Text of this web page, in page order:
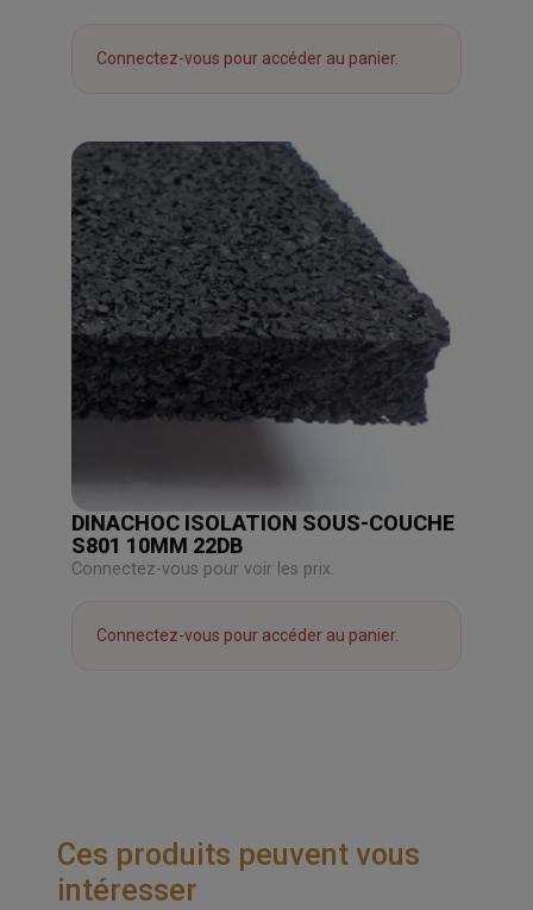
Connectez-vous pour accéder au panier.
DINACHOC ISOLATION SOUS-COUCHE
S801 10MM 22DB
Connectez-vous pour voir les prix.
Connectez-vous pour accéder au panier.
Ces produits peuvent vous
intéresser